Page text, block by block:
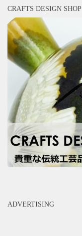
CRAFTS DESIGN SHOP
ADVERTISING